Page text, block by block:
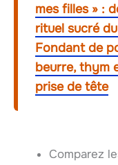
mes filles » :
rituel sucré
Fondant de
beurre, thym
prise de tête
Comparez